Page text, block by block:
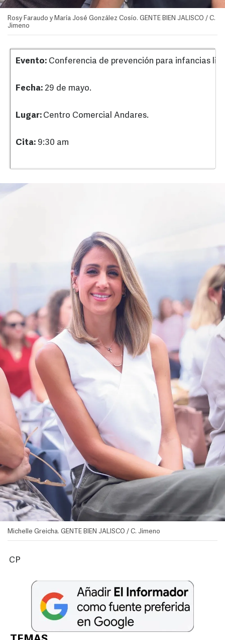
Rosy Faraudo y María José González Cosío. GENTE BIEN JALISCO / C.
Jimeno
Evento: Conferencia de prevención para infancias
Fecha: 29 de mayo.
Lugar: Centro Comercial Andares.
Cita: 9:30 am
Michelle Greicha. GENTE BIEN JALISCO / C. Jimeno
CP